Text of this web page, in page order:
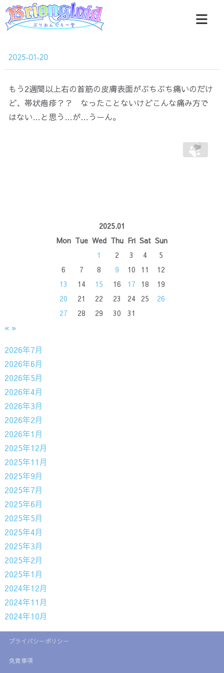
2025-01-20
もう2週間以上右の首筋の皮膚表面がぷちぷち痛いのだけ
ど、帯状疱疹？？ なったことないけどこんな痛み方で
はない…と思う…が…うーん。
2025.01
Mon Tue Wed Thu Fri Sat Sun
1
2 3 4
5
6
7 8 9 10 11
12
13
14 15 16 17 18
19
20
21 22 23 24 25
26
27
28 29 30 31
« »
2026年7月
2026年6月
2026年5月
2026年4月
2026年3月
2026年2月
2026年1月
2025年12月
2025年11月
2025年9月
2025年7月
2025年6月
2025年5月
2025年4月
2025年3月
2025年2月
2025年1月
2024年12月
2024年11月
2024年10月
プライバシーポリシー
免責事項